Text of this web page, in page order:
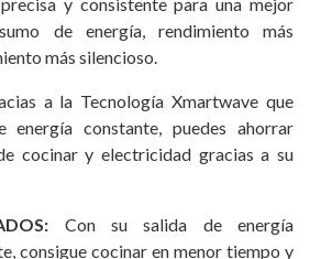
y consistente para una mejor
de energía, rendimiento más
más silencioso.
a la Tecnología Xmartwave que
energía constante, puedes ahorrar
cocinar y electricidad gracias a su
Con su salida de energía
consigue cocinar en menor tiempo y